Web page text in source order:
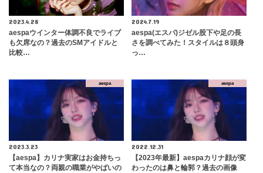
2023.4.28
aespaウインター体調不良でライブ
も欠席なの？過去のSMアイドルと
比較…
2024.7.19
aespa(エスパ)ジゼル股下や足の長
さを調べてみた！スタイルは８頭身
っ…
aespa
2023.3.23
【aespa】カリナ実家はお金持ちっ
て本当なの？両親の職業がやばいの
aespa
2022.12.31
【2023年最新】aespaカリナ顔が変
わったのは鼻と輪郭？過去の画像